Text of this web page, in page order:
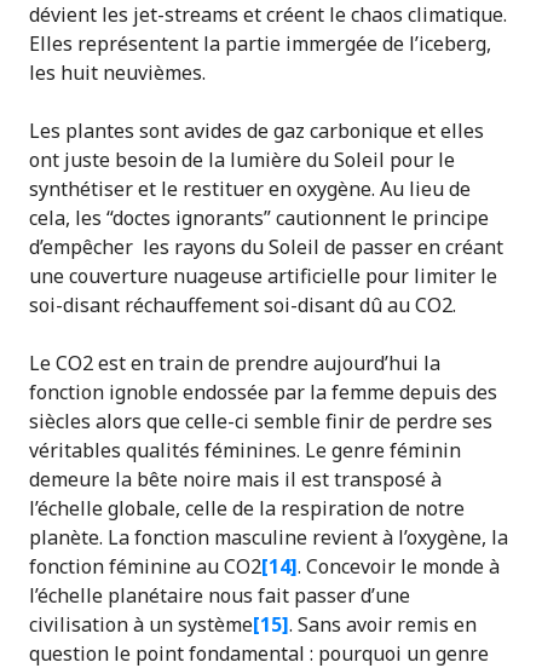
dévient les jet-streams et créent le chaos climatique.
Elles représentent la partie immergée de l’iceberg,
les huit neuvièmes.
Les plantes sont avides de gaz carbonique et elles
ont juste besoin de la lumière du Soleil pour le
synthétiser et le restituer en oxygène. Au lieu de
cela, les “doctes ignorants” cautionnent le principe
d’empêcher les rayons du Soleil de passer en créant
une couverture nuageuse artificielle pour limiter le
soi-disant réchauffement soi-disant dû au CO2.
Le CO2 est en train de prendre aujourd’hui la
fonction ignoble endossée par la femme depuis des
siècles alors que celle-ci semble finir de perdre ses
véritables qualités féminines. Le genre féminin
demeure la bête noire mais il est transposé à
l’échelle globale, celle de la respiration de notre
planète. La fonction masculine revient à l’oxygène, la
fonction féminine au CO2[14]. Concevoir le monde à
l’échelle planétaire nous fait passer d’une
civilisation à un système[15]. Sans avoir remis en
question le point fondamental : pourquoi un genre